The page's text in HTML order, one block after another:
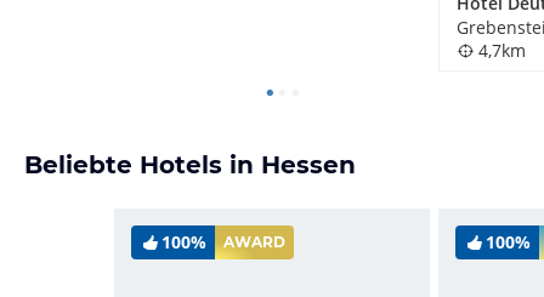
4,7km
Beliebte Hotels in Hessen
100% AWARD 100%